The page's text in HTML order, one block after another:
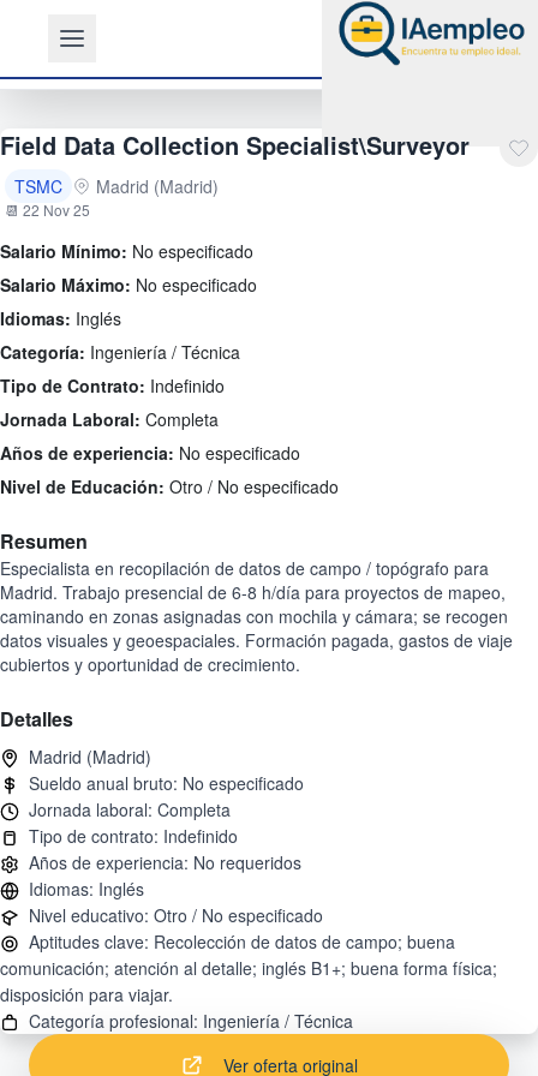
Field Data Collection Specialist\Surveyor
TSMC Madrid (Madrid)
📆 22 Nov 25
Salario Mínimo: No especificado
Salario Máximo: No especificado
Idiomas: Inglés
Categoría: Ingeniería / Técnica
Tipo de Contrato: Indefinido
Jornada Laboral: Completa
Años de experiencia: No especificado
Nivel de Educación: Otro / No especificado
Resumen
Especialista en recopilación de datos de campo / topógrafo para
Madrid. Trabajo presencial de 6-8 h/día para proyectos de mapeo,
caminando en zonas asignadas con mochila y cámara; se recogen
datos visuales y geoespaciales. Formación pagada, gastos de viaje
cubiertos y oportunidad de crecimiento.
Detalles
Aptitudes clave: Recolección de datos de campo; buena
comunicación; atención al detalle; inglés B1+; buena forma física;
Ver oferta original